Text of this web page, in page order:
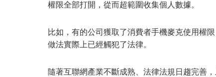
權限全部打開，從而超範圍收集個人數據。
比如，有的公司獲取了消費者手機麥克使用權
做法實際上已經觸犯了法律。
隨著互聯網產業不斷成熟、法律法規日趨完善